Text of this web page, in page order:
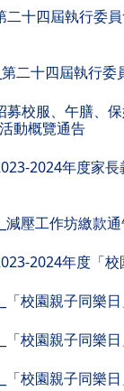
二十四屆執行委
二十四屆執行
募校服、午膳、
動概覽通告
2024年度家
減壓工作坊繳款
2024年度「校
「校園親子同樂
「校園親子同樂
「校園親子同樂